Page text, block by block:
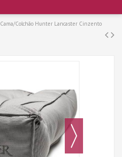
Cama/Colchão Hunter Lancaster Cinzento